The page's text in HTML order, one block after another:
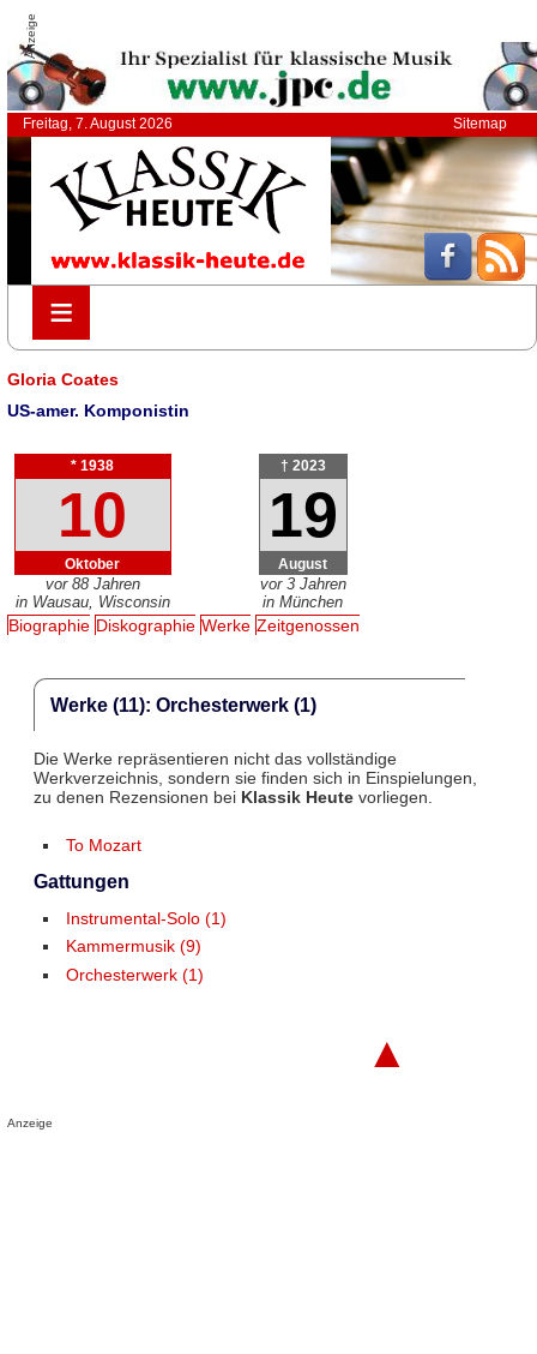
Anzeige
Freitag, 7. August 2026 Sitemap
≡
≡
Gloria Coates
US-amer. Komponistin
* 1938
10
Oktober
vor 88 Jahren
in Wausau, Wisconsin
† 2023
19
August
vor 3 Jahren
in München
Biographie Diskographie Werke Zeitgenossen
Werke (11): Orchesterwerk (1)
Die Werke repräsentieren nicht das vollständige
Werkverzeichnis, sondern sie finden sich in Einspielungen,
zu denen Rezensionen bei Klassik Heutevorliegen.
To Mozart
Gattungen
Instrumental-Solo (1)
Kammermusik (9)
Orchesterwerk (1)
▲
Anzeige